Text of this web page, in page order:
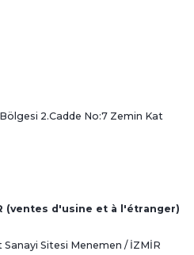
2.Cadde No:7 Zemin Kat
(ventes d'usine et à l'étranger)
Sanayi Sitesi Menemen / İZMİR